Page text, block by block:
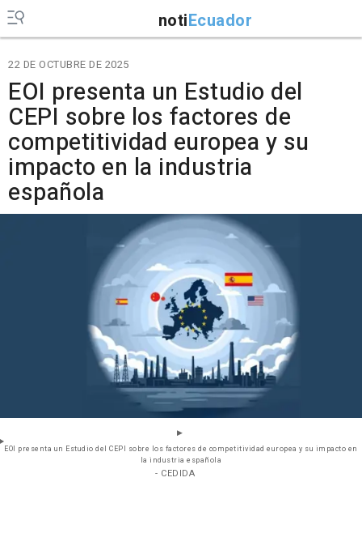
notiEcuador
22 DE OCTUBRE DE 2025
EOI presenta un Estudio del
CEPI sobre los factores de
competitividad europea y su
impacto en la industria
española
EOI presenta un Estudio del CEPI sobre los factores de competitividad europea y su impacto en
la industria española
- CEDIDA